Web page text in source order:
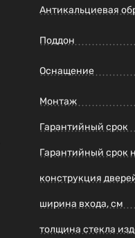
Антикальциевая
Поддон
Оснащение
Монтаж
Гарантийный срок
Гарантийный срок
конструкция
ширина входа, см
толщина стекла